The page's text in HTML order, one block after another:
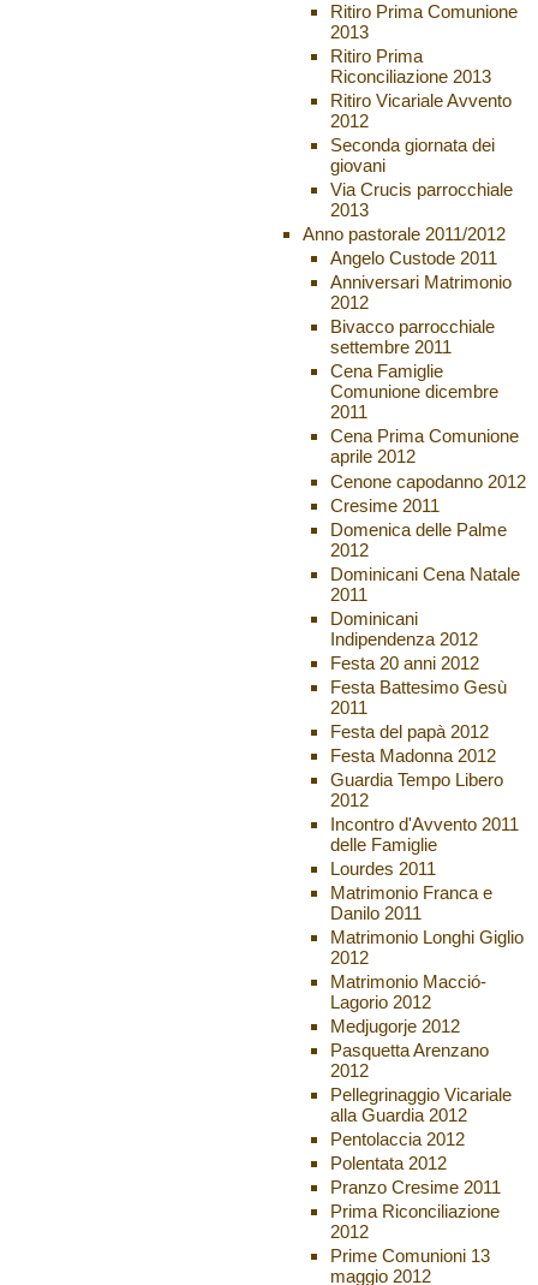
Ritiro Prima Comunione
2013
Ritiro Prima
Riconciliazione 2013
Ritiro Vicariale Avvento
2012
Seconda giornata dei
giovani
Via Crucis parrocchiale
2013
Anno pastorale 2011/2012
Angelo Custode 2011
Anniversari Matrimonio
2012
Bivacco parrocchiale
settembre 2011
Cena Famiglie
Comunione dicembre
2011
Cena Prima Comunione
aprile 2012
Cenone capodanno 2012
Cresime 2011
Domenica delle Palme
2012
Dominicani Cena Natale
2011
Dominicani
Indipendenza 2012
Festa 20 anni 2012
Festa Battesimo Gesù
2011
Festa del papà 2012
Festa Madonna 2012
Guardia Tempo Libero
2012
Incontro d'Avvento 2011
delle Famiglie
Lourdes 2011
Matrimonio Franca e
Danilo 2011
Matrimonio Longhi Giglio
2012
Matrimonio Macció-
Lagorio 2012
Medjugorje 2012
Pasquetta Arenzano
2012
Pellegrinaggio Vicariale
alla Guardia 2012
Pentolaccia 2012
Polentata 2012
Pranzo Cresime 2011
Prima Riconciliazione
2012
Prime Comunioni 13
maggio 2012